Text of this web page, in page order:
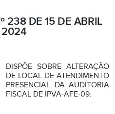
238 DE 15 DE ABRIL
2024
DISPÕE SOBRE ALTERAÇÃO
DE LOCAL DE ATENDIMENTO
PRESENCIAL DA AUDITORIA
FISCAL DE IPVA-AFE-09.